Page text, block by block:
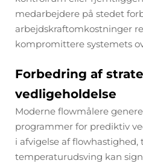
medarbejdere på stedet
arbejdskraftomkostninger
kompromittere systemets
Forbedring af
vedligeholdelse
Moderne flowmålere
programmer for prediktiv
i afvigelse af flowhastighed,
temperaturudsving kan